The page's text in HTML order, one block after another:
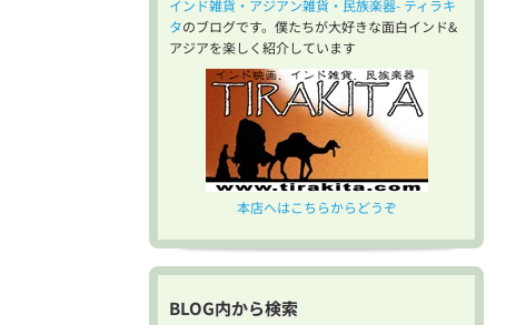
インド雑貨・アジアン雑貨・民族楽器- ティラキ
タのブログです。僕たちが大好きな面白インド&
アジアを楽しく紹介しています
本店へはこちらからどうぞ
BLOG内から検索